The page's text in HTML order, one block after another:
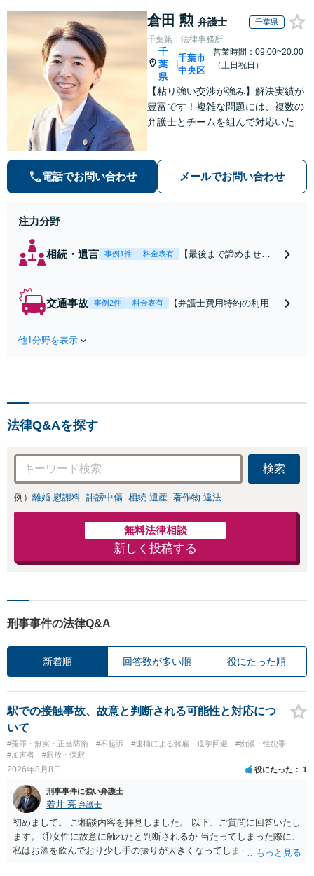
倉田 勲 弁護士 千葉県
千葉第一法律事務所
千
葉
県
千葉市
中央区
営業時間：09:00~20:00
（土日祝日）
【粘り強い交渉が強み】解決実績が
豊富です！複雑な問題には、複数の
弁護士とチームを組んで対応いたし
添い、不安を軽減します。まずはお
気軽にご相談ください。
電話でお問い合わせ メールでお問い合わせ
注力分野
相続・遺言 事例1件 料金表有
【最後まで諦めませ
合意してしまう前にご
交通事故 事例2件 料金表有
【弁護士費用特約の利用＆
は損をしてしまうかもしれ
他1分野を表示
法律Q&Aを探す
検索
例） 離婚 慰謝料 誹謗中傷 相続 遺産 著作物 違法
無料法律相談
新しく投稿する
刑事事件の法律Q&A
新着順 回答数が多い順 役にたった順
駅での接触事故、故意と判断される可能性と対応につ
いて
#冤罪・無実・正当防衛 #不起訴 #逮捕による解雇・退学回避
#痴漢・性犯罪
#加害者
#釈放・保釈
2026年8月8日 役にたった 1
刑事事件に強い弁護士
若井 亮 弁護士
初めまして。 ご相談内容を拝見しました。 以下、ご質問に回答いたし
ます。 ①女性に故意に触れたと判断されるか 当たってしまった際に、
私はお酒を飲んでおり少し手の振りが大きくなってしまっていたこと